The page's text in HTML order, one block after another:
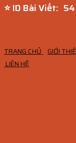
⭐ ID Bài Viết: 53
TRANG CHỦ GIỚI
LIÊN HỆ